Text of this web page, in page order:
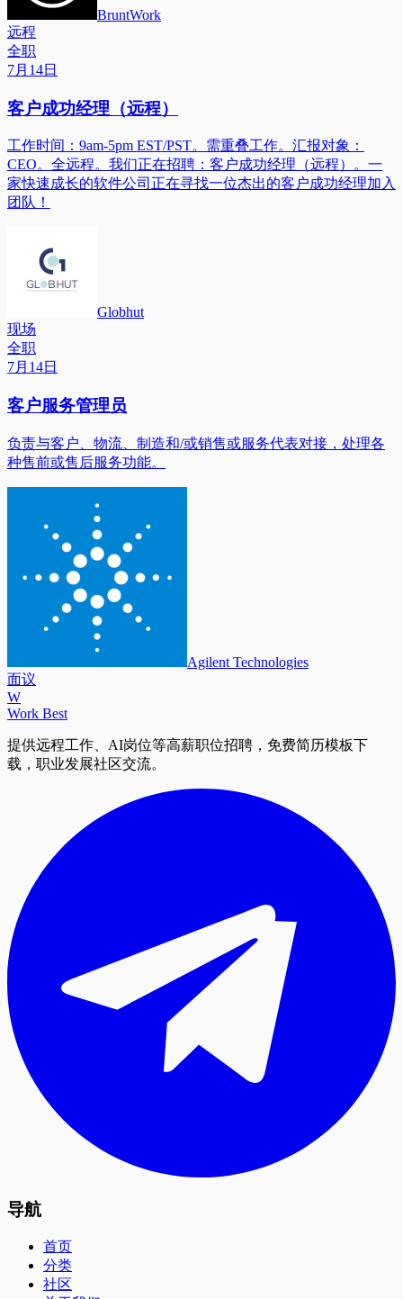
BruntWork
远程
全职
7月14日
客户成功经理（远程）
工作时间：9am-5pm EST/PST。需重叠工作。汇报对象：
CEO。全远程。我们正在招聘：客户成功经理（远程）。一
家快速成长的软件公司正在寻找一位杰出的客户成功经理加入
团队！
Globhut
现场
全职
7月14日
客户服务管理员
负责与客户、物流、制造和/或销售或服务代表对接，处理各
种售前或售后服务功能。
Agilent Technologies
面议
W
Work Best
提供远程工作、AI岗位等高薪职位招聘，免费简历模板下
载，职业发展社区交流。
导航
首页
分类
社区